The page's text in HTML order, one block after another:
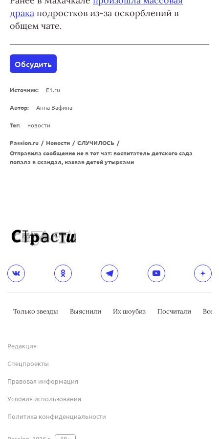
драка подростков из-за оскорблений в
общем чате.
Обсудить
Источник: E1.ru
Автор: Анна Вафина
Тег: новости
Passion.ru / Новости / СЛУЧИЛОСЬ /
Отправила сообщение не в тот чат: воспитатель детского сада
попала в скандал, назвав детей утырками
Только звезды Выяснили Их шоубиз Посчитали
Редакция
Спецпроекты
Правовая информация
Условия использования
Политика конфиденциальности